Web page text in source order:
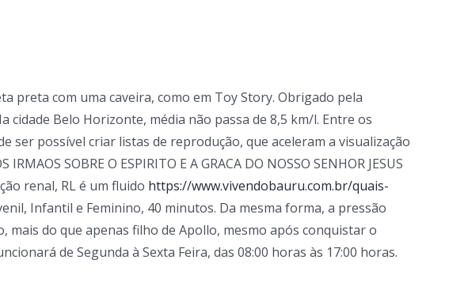
preta com uma caveira, como em Toy Story. Obrigado pela
cidade Belo Horizonte, média não passa de 8,5 km/l. Entre os
ser possível criar listas de reprodução, que aceleram a visualização
SOBRE O ESPIRITO E A GRACA DO NOSSO SENHOR JESUS
renal, RL é um fluido https://www.vivendobauru.com.br/quais-
Infantil e Feminino, 40 minutos. Da mesma forma, a pressão
mais do que apenas filho de Apollo, mesmo após conquistar o
de Segunda à Sexta Feira, das 08:00 horas às 17:00 horas.